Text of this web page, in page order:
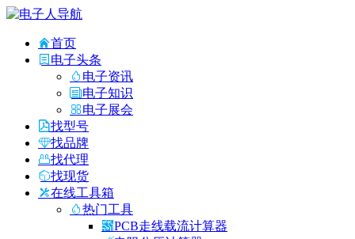
首页
电子头条
电子资讯
电子知识
电子展会
找型号
找品牌
找代理
找现货
在线工具箱
热门工具
PCB走线载流计算器